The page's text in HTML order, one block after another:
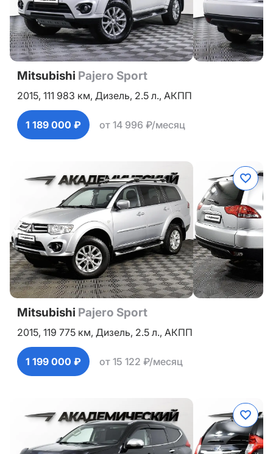
Mitsubishi Pajero Sport
2015, 111 983 км, Дизель, 2.5 л., АКПП
1 189 000 ₽ от 14 996 ₽/месяц
Mitsubishi Pajero Sport
2015, 119 775 км, Дизель, 2.5 л., АКПП
1 199 000 ₽ от 15 122 ₽/месяц